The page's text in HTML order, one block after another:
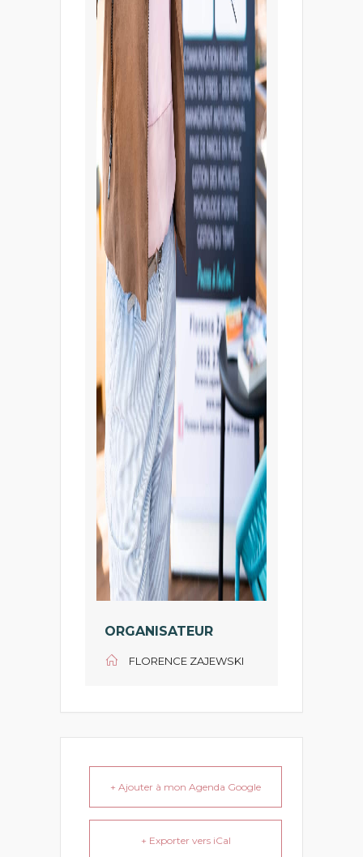
ORGANISATEUR
FLORENCE ZAJEWSKI
+ Ajouter à mon Agenda Google
+ Exporter vers iCal